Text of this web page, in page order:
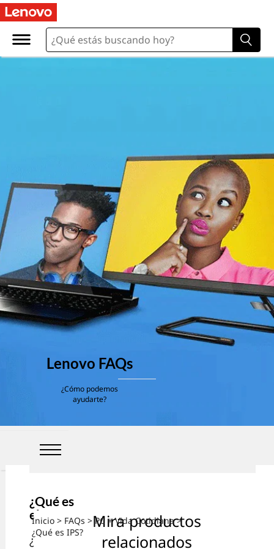
Inicio > FAQs >PC + Vida Cotidiana>
¿Qué es IPS?
Lenovo FAQs
¿Cómo podemos
ayudarte?
¿Qué es
el IPS?
¿Alguna
Mira productos
relacionados